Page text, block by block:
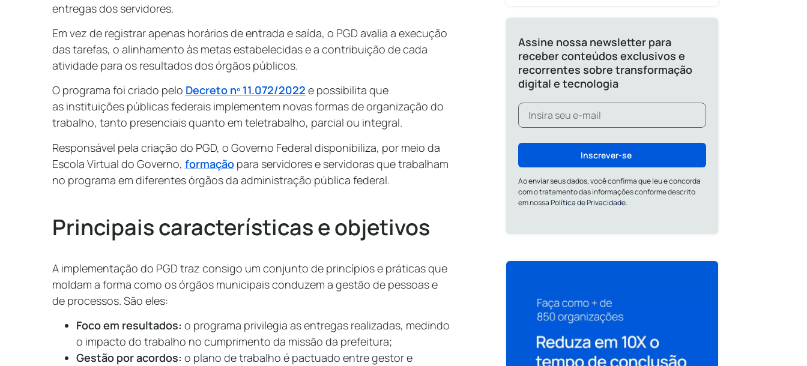
entregas dos servidores.
Em vez de registrar apenas horários de entrada e saída, o PGD avalia a execução
das tarefas, o alinhamento às metas estabelecidas e a contribuição de cada
atividade para os resultados dos órgãos públicos.
O programa foi criado pelo Decreto nº 11.072/2022 e possibilita que
as instituições públicas federais implementem novas formas de organização do
trabalho, tanto presenciais quanto em teletrabalho, parcial ou integral.
Responsável pela criação do PGD, o Governo Federal disponibiliza, por meio da
Escola Virtual do Governo, formaçãopara servidores e servidoras que trabalham
no programa em diferentes órgãos da administração pública federal.
Principais características e objetivos
A implementação do PGD traz consigo um conjunto de princípios e práticas que
moldam a forma como os órgãos municipais conduzem a gestão de pessoas e
de processos. São eles:
Foco em resultados: o programa privilegia as entregas realizadas, medindo
o impacto do trabalho no cumprimento da missão da prefeitura;
Gestão por acordos: o plano de trabalho é pactuado entre gestor e
Assine nossa newsletter para
receber conteúdos exclusivos e
recorrentes sobre transformação
digital e tecnologia
Inscrever-se
Ao enviar seus dados, você confirma que leu e concorda
com o tratamento das informações conforme descrito
em nossaPolítica de Privacidade.